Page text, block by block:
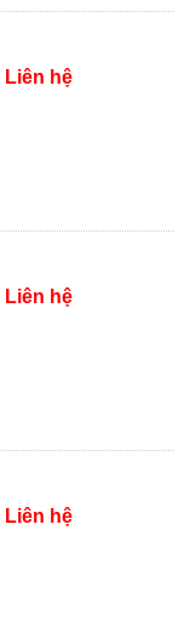
Liên hệ
Liên hệ
Liên hệ